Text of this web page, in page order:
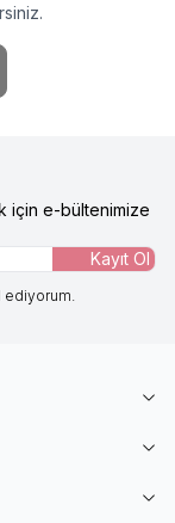
için e-bültenimize
Kayıt Ol
ediyorum.